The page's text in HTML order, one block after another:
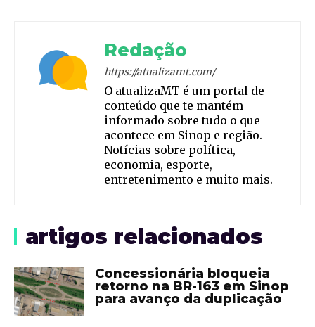
Redação
https://atualizamt.com/
O atualizaMT é um portal de
conteúdo que te mantém
informado sobre tudo o que
acontece em Sinop e região.
Notícias sobre política,
economia, esporte,
entretenimento e muito mais.
artigos relacionados
Concessionária bloqueia
retorno na BR-163 em Sinop
para avanço da duplicação